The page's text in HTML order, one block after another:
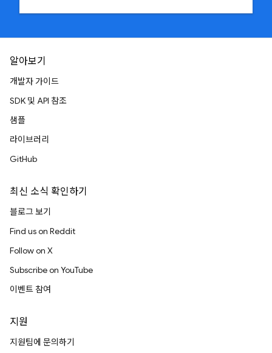
알아보기
개발자 가이드
SDK 및 API 참조
샘플
라이브러리
GitHub
최신 소식 확인하기
블로그 보기
Find us on Reddit
Follow on X
Subscribe on YouTube
이벤트 참여
지원
지원팀에 문의하기